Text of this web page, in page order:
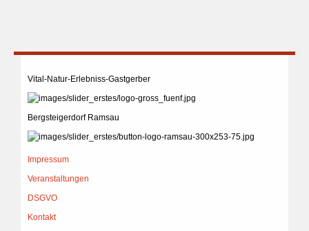
Vital-Natur-Erlebniss-Gastgerber
Bergsteigerdorf Ramsau
Impressum
Veranstaltungen
DSGVO
Kontakt